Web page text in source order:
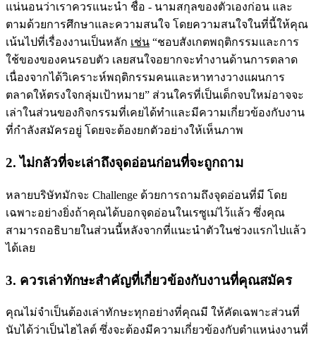
แน่นอนว่าเราควรแนะนำ ชื่อ - นามสกุลของตัวเองก่อน และ
ตามด้วยการศึกษาและความสนใจ โดยความสนใจในที่นี้ให้คุณ
เน้นไปที่เรื่องงานเป็นหลัก เช่น “ชอบสังเกตพฤติกรรมและการ
ใช้ของของคนรอบตัว เลยสนใจอยากจะทำงานด้านการตลาด
เนื่องจากได้วิเคราะห์พฤติกรรมคนและหาทางวางแผนการ
ตลาดให้ตรงใจกลุ่มเป้าหมาย” ส่วนใครที่เป็นเด็กจบใหม่อาจจะ
เล่าในส่วนของกิจกรรมที่เคยได้ทำและมีความเกี่ยวข้องกับงาน
ที่กำลังสมัครอยู่ โดยจะต้องยกตัวอย่างให้เห็นภาพ
2. ไม่กลัวที่จะเล่าถึงจุดอ่อนก่อนที่จะถูกถาม
หลายบริษัทมักจะ Challenge ด้วยการถามถึงจุดอ่อนที่มี โดย
เฉพาะอย่างยิ่งถ้าคุณได้บอกจุดอ่อนในเรซูเม่ไว้แล้ว ซึ่งคุณ
สามารถอธิบายในส่วนนี้หลังจากที่แนะนำตัวในช่วงแรกไปแล้ว
ได้เลย
3. ควรเล่าทักษะสำคัญที่เกี่ยวข้องกับงานที่คุณสมัคร
คุณไม่จำเป็นต้องเล่าทักษะทุกอย่างที่คุณมี ให้คัดเฉพาะส่วนที่
นับได้ว่าเป็นไฮไลต์ ซึ่งจะต้องมีความเกี่ยวข้องกับตำแหน่งงานที่